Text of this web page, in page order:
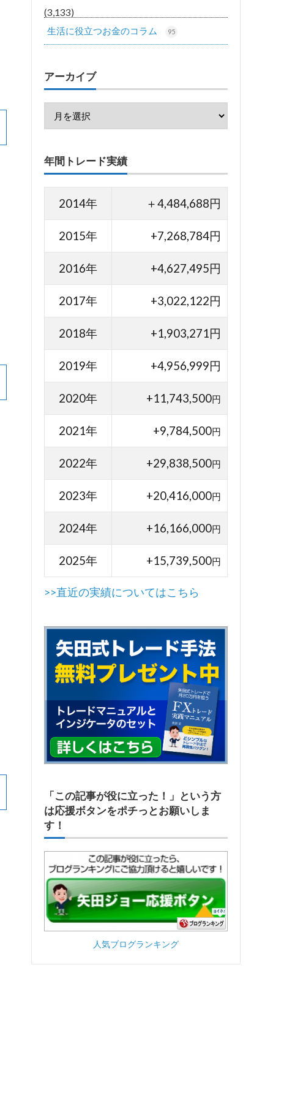
(3,133)
生活に役立つお金のコラム
95
アーカイブ
年間トレード実績
2014年 ＋4,484,688円
2015年 +7,268,784円
2016年 +4,627,495円
2017年 +3,022,122円
2018年 +1,903,271円
2019年 +4,956,999円
2020年 +11,743,500円
2021年 +9,784,500円
2022年 +29,838,500円
2023年 +20,416,000円
2024年 +16,166,000円
2025年 +15,739,500円
>>直近の実績についてはこちら
「この記事が役に立った！」という方
は応援ボタンをポチっとお願いしま
す！
人気ブログランキング